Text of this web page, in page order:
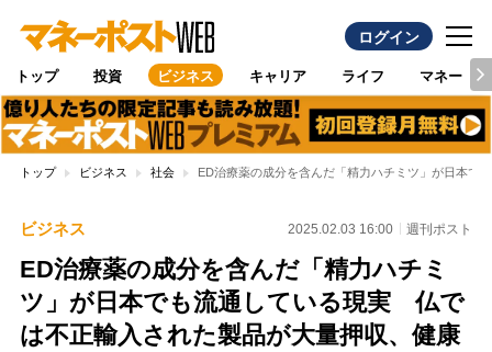
ログイン
トップ 投資 ビジネス キャリア ライフ マネー
トップ ビジネス 社会 ED治療薬の成分を含んだ「精力ハチミツ」が日本
ビジネス 2025.02.03 16:00 週刊ポスト
ED治療薬の成分を含んだ「精力ハチミ
ツ」が日本でも流通している現実 仏で
は不正輸入された製品が大量押収、健康